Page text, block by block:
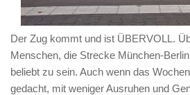
Der Zug kommt und ist ÜBERVOLL.
Menschen, die Strecke München-
beliebt zu sein. Auch wenn das
gedacht, mit weniger Ausruhen und